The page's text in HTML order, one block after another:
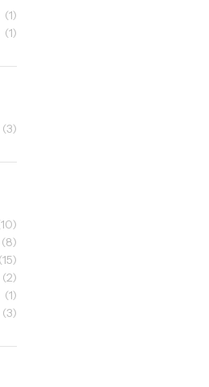
(1)
(1)
(3)
(8)
(15)
(2)
(1)
(3)